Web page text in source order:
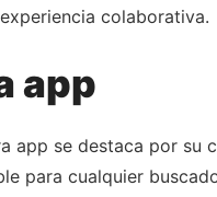
colaborativa.
app
app se destaca por su
para cualquier